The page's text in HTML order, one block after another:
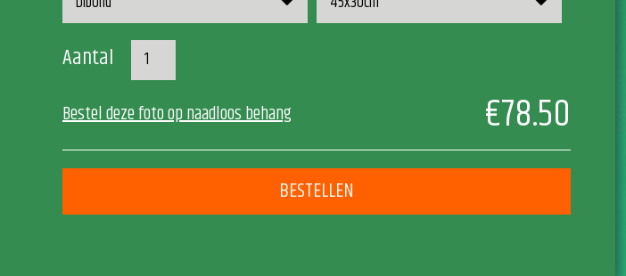
Aantal
Bestel deze foto op naadloos behang €78.50
BESTELLEN